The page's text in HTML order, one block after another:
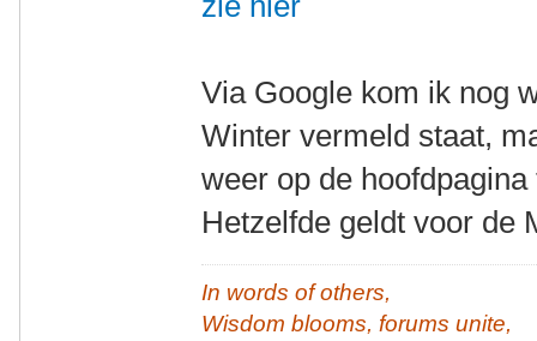
Via Google kom ik nog
Winter vermeld staat,
weer op de
Hetzelfde geldt voor de
In words of others,
Wisdom blooms, forums unite,